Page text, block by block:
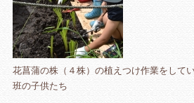
花菖蒲の株（４株）の植えつけ作業をして
班の子供たち